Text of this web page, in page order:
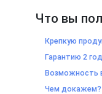
Что вы
Крепкую
Гарантию 2
Возможность
Чем докажем?